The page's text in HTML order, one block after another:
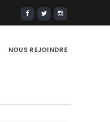
NOUS REJOINDRE